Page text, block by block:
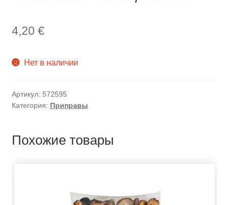
4,20 €
Нет в наличии
Артикул: 572595
Категория: Приправы
Похожие товары